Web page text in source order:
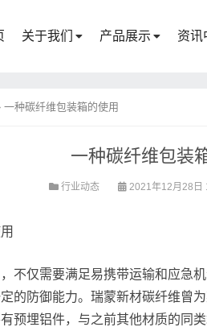
关于我们 产品展示 资讯
一种碳纤维包装箱的使用
一种碳纤维包装
行业动态 2021年12月28日
不仅需要满足易携带运输和应急
的防御能力。瑞蒙新材碳纤维曾
预埋铝件，与之前其他材质的同